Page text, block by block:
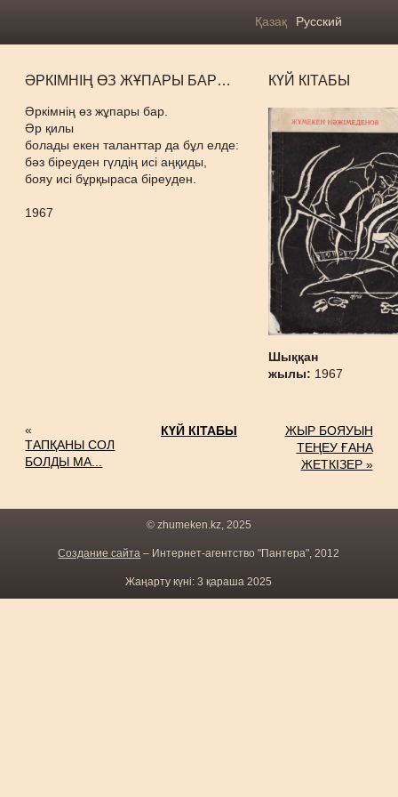
Қазақ Русский
ӘРКІМНІҢ ӨЗ ЖҰПАРЫ БАР…
Әркімнің өз жұпары бар.
Әр қилы
болады екен таланттар да бұл елде:
бәз біреуден гүлдің исі аңқиды,
бояу исі бұрқыраса біреуден.
1967
КҮЙ КІТАБЫ
Шыққан
жылы: 1967
«
ТАПҚАНЫ СОЛ
БОЛДЫ МА...
КҮЙ КІТАБЫ
ЖЫР БОЯУЫН
ТЕҢЕУ ҒАНА
ЖЕТКІЗЕР »
© zhumeken.kz, 2025
Создание сайта – Интернет-агентство "Пантера", 2012
Жаңарту күні: 3 қараша 2025